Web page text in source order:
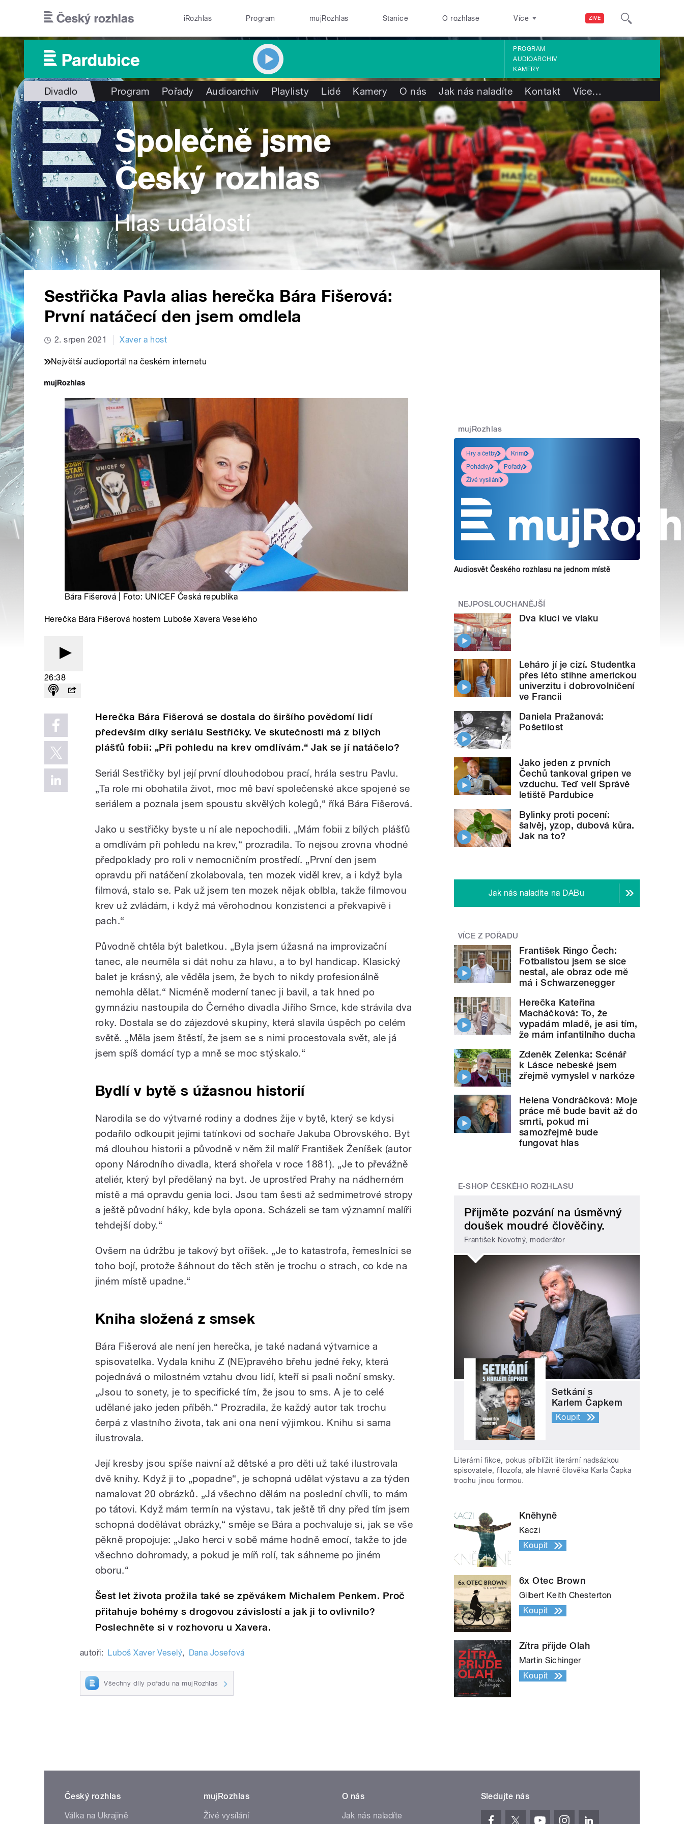
ŽIVĚ
iRozhlas Program mujRozhlas Stanice O rozhlase Více
PROGRAM
AUDIOARCHIV
KAMERY
Divadlo Program Pořady Audioarchiv Playlisty Lidé Kamery O nás Jak nás naladíte Kontakt Více…
Sestřička Pavla alias herečka Bára Fišerová:
První natáčecí den jsem omdlela
2. srpen 2021 Xaver a host
Největší audioportál na českém internetu
Bára Fišerová | Foto: UNICEF Česká republika
Herečka Bára Fišerová hostem Luboše Xavera Veselého
26:38
Herečka Bára Fišerová se dostala do širšího povědomí lidí
především díky seriálu Sestřičky. Ve skutečnosti má z bílých
plášťů fobii: „Při pohledu na krev omdlívám.“ Jak se jí natáčelo?
Seriál Sestřičky byl její první dlouhodobou prací, hrála sestru Pavlu.
„Ta role mi obohatila život, moc mě baví společenské akce spojené se
seriálem a poznala jsem spoustu skvělých kolegů,“ říká Bára Fišerová.
Jako u sestřičky byste u ní ale nepochodili. „Mám fobii z bílých plášťů
a omdlívám při pohledu na krev,“ prozradila. To nejsou zrovna vhodné
předpoklady pro roli v nemocničním prostředí. „První den jsem
opravdu při natáčení zkolabovala, ten mozek viděl krev, a i když byla
filmová, stalo se. Pak už jsem ten mozek nějak oblbla, takže filmovou
krev už zvládám, i když má věrohodnou konzistenci a překvapivě i
pach.“
Původně chtěla být baletkou. „Byla jsem úžasná na improvizační
tanec, ale neuměla si dát nohu za hlavu, a to byl handicap. Klasický
balet je krásný, ale věděla jsem, že bych to nikdy profesionálně
nemohla dělat.“ Nicméně moderní tanec ji bavil, a tak hned po
gymnáziu nastoupila do Černého divadla Jiřího Srnce, kde strávila dva
roky. Dostala se do zájezdové skupiny, která slavila úspěch po celém
světě. „Měla jsem štěstí, že jsem se s nimi procestovala svět, ale já
jsem spíš domácí typ a mně se moc stýskalo.“
Bydlí v bytě s úžasnou historií
Narodila se do výtvarné rodiny a dodnes žije v bytě, který se kdysi
podařilo odkoupit jejími tatínkovi od sochaře Jakuba Obrovského. Byt
má dlouhou historii a původně v něm žil malíř František Ženíšek (autor
opony Národního divadla, která shořela v roce 1881). „Je to převážně
ateliér, který byl předělaný na byt. Je uprostřed Prahy na nádherném
místě a má opravdu genia loci. Jsou tam šesti až sedmimetrové stropy
a ještě původní háky, kde byla opona. Scházeli se tam významní malíři
tehdejší doby.“
Ovšem na údržbu je takový byt oříšek. „Je to katastrofa, řemeslníci se
toho bojí, protože šáhnout do těch stěn je trochu o strach, co kde na
jiném místě upadne.“
Kniha složená z smsek
Bára Fišerová ale není jen herečka, je také nadaná výtvarnice a
spisovatelka. Vydala knihu Z (NE)pravého břehu jedné řeky, která
pojednává o milostném vztahu dvou lidí, kteří si psali noční smsky.
„Jsou to sonety, je to specifické tím, že jsou to sms. A je to celé
udělané jako jeden příběh.“ Prozradila, že každý autor tak trochu
čerpá z vlastního života, tak ani ona není výjimkou. Knihu si sama
ilustrovala.
Její kresby jsou spíše naivní až dětské a pro děti už také ilustrovala
dvě knihy. Když ji to „popadne“, je schopná udělat výstavu a za týden
namalovat 20 obrázků. „Já všechno dělám na poslední chvíli, to mám
po tátovi. Když mám termín na výstavu, tak ještě tři dny před tím jsem
schopná dodělávat obrázky,“ směje se Bára a pochvaluje si, jak se vše
pěkně propojuje: „Jako herci v sobě máme hodně emocí, takže to jde
všechno dohromady, a pokud je míň rolí, tak sáhneme po jiném
oboru.“
Šest let života prožila také se zpěvákem Michalem Penkem. Proč
přitahuje bohémy s drogovou závislostí a jak ji to ovlivnilo?
Poslechněte si v rozhovoru u Xavera.
autoři: Luboš Xaver Veselý, Dana Josefová
Všechny díly pořadu na mujRozhlas
mujRozhlas
Hry a četby
Krimi
Pohádky
Pořady
Živé vysílání
Audiosvět Českého rozhlasu na jednom místě
NEJPOSLOUCHANĚJŠÍ
Dva kluci ve vlaku
Leháro jí je cizí. Studentka
přes léto stihne americkou
univerzitu i dobrovolničení
ve Francii
Daniela Pražanová:
Pošetilost
Jako jeden z prvních
Čechů tankoval gripen ve
vzduchu. Teď velí Správě
letiště Pardubice
Bylinky proti pocení:
šalvěj, yzop, dubová kůra.
Jak na to?
Jak nás naladíte na DABu
VÍCE Z POŘADU
František Ringo Čech:
Fotbalistou jsem se sice
nestal, ale obraz ode mě
má i Schwarzenegger
Herečka Kateřina
Macháčková: To, že
vypadám mladě, je asi tím,
že mám infantilního ducha
Zdeněk Zelenka: Scénář
k Lásce nebeské jsem
zřejmě vymyslel v narkóze
Helena Vondráčková: Moje
práce mě bude bavit až do
smrti, pokud mi
samozřejmě bude
fungovat hlas
E-SHOP ČESKÉHO ROZHLASU
Přijměte pozvání na úsměvný
doušek moudré člověčiny.
František Novotný, moderátor
Setkání s
Karlem Čapkem
Koupit
Literární fikce, pokus přiblížit literární nadsázkou
spisovatele, filozofa, ale hlavně člověka Karla Čapka
trochu jinou formou.
Kněhyně
Kaczi
Koupit
6x Otec Brown
Gilbert Keith Chesterton
Koupit
Zítra přijde Olah
Martin Sichinger
Koupit
Český rozhlas
Válka na Ukrajině
mujRozhlas
Živé vysílání
O nás
Jak nás naladíte
Sledujte nás